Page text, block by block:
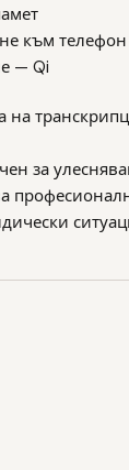
към телефон
— Qi
на
за